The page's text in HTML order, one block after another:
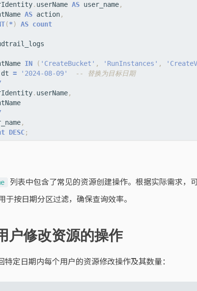
. userName AS user_name,
AS action,
(*) AS count
IN ( 'CreateBucket' , 'RunInstances' ,
dt = '2024-08-09'
. userName,
,
DESC;
列表中包含了常见的资源创建操作。根据实际需求，
于按日期分区过滤，确保查询效率。
户修改资源的操作
特定日期内每个用户的资源修改操作及其数量：